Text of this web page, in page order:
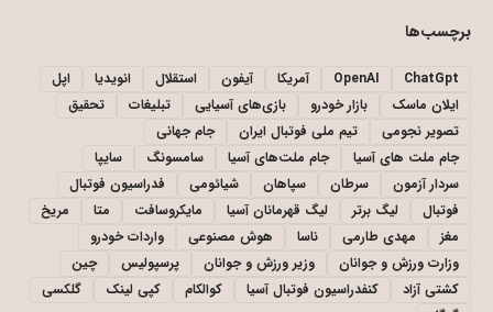
برچسب‌ها
ChatGpt
OpenAI آمریکا آیفون استقلال انویدیا
اپل
ایلان ماسک
بازار خودرو بازی‌های آسیایی تبلیغات
تحقیق
تصویر نجومی
تیم ملی فوتبال ایران
جام جهانی
جام ملت های آسیا
جام ملت‌های آسیا سامسونگ
سایپا
سردار آزمون
سرطان سپاهان شیائومی
فدراسیون فوتبال
فوتبال
لیگ برتر لیگ قهرمانان آسیا مایکروسافت متا
مریخ
مغز
مهدی طارمی ناسا هوش مصنوعی
واردات خودرو
وزارت ورزش و جوانان
وزیر ورزش و جوانان پرسپولیس
چین
کشتی آزاد
کنفدراسیون فوتبال آسیا کوالکام کپی لینک
گلکسی